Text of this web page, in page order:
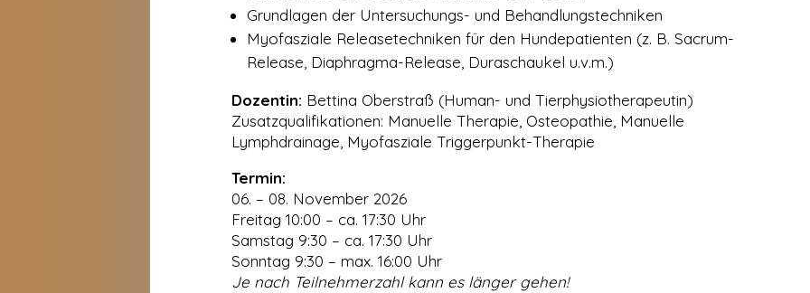
Grundlagen der Untersuchungs- und Behandlungstechniken
Myofasziale Releasetechniken für den Hundepatienten (z. B. Sacrum-
Release, Diaphragma-Release, Duraschaukel u.v.m.)
Dozentin: Bettina Oberstraß (Human- und Tierphysiotherapeutin)
Zusatzqualifikationen: Manuelle Therapie, Osteopathie, Manuelle
Lymphdrainage, Myofasziale Triggerpunkt-Therapie
Termin:
06. – 08. November 2026
Freitag 10:00 – ca. 17:30 Uhr
Samstag 9:30 – ca. 17:30 Uhr
Sonntag 9:30 – max. 16:00 Uhr
Je nach Teilnehmerzahl kann es länger gehen!